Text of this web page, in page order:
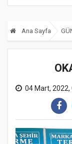
Ana Sayfa
04 Mart, 2022,